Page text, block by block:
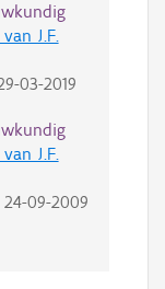
J.F.
03-2019
J.F.
24-09-2009